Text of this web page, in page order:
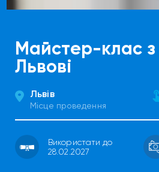
Майстер-клас з
Львові
Львів
Місце проведення
Використати до
28.02.2027